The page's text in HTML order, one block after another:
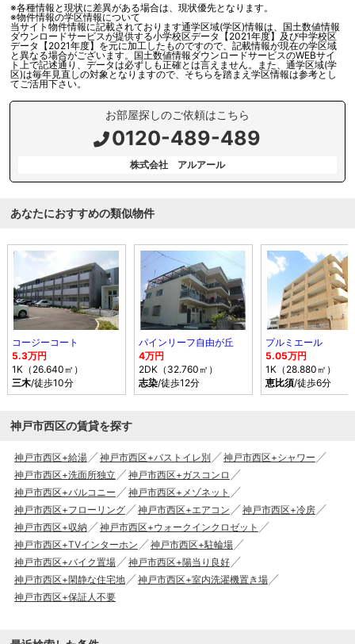
※各種情報と現状に差異がある場合は、現状優先となります。
※物件情報の学区情報について
当サイト物件情報に記載されております通学区域(学区)情報は、国土数値情報
ダウンロードサービスが提供する小学校区データ【2021年度】及び中学校区
データ【2021年度】を元に加工したものですので、記載情報が現在の学区域
と異なる場合がございます。国土数値情報ダウンロードサービスのWEBサイ
ト上で記述通り、データは必ずしも正確とは言えません。また、通学区域(学
区)は毎年見直しの対象となりますので、そちらを踏まえ学区情報は参考とし
てご活用下さい。
お部屋探しのご依頼はこちら
0120-489-489
株式会社 アルアール
あなたにおすすめの類似物件
コージーコート
5.3万円
1K（26.640㎡）
三木/徒歩10分
パインリーフ自由が丘
4万円
2DK（32.760㎡）
志染/徒歩12分
プルミエール
5.05万円
1K（28.880㎡）
恵比須/徒歩6分
神戸市西区の賃貸を探す
神戸市西区+給湯 神戸市西区+バストイレ別
神戸市西区+シャワー
神戸市西区+洗面所独立
神戸市西区+ガスコンロ
神戸市西区+バルコニー
神戸市西区+メゾネット
神戸市西区+フローリング
神戸市西区+エアコン
神戸市西区+冷房
神戸市西区+収納
神戸市西区+ウォークインクロゼット
神戸市西区+TVインターホン
神戸市西区+駐輪場
神戸市西区+バイク置場
神戸市西区+陽当り良好
神戸市西区+閑静な住宅地
神戸市西区+室内洗濯機置き場
神戸市西区+保証人不要